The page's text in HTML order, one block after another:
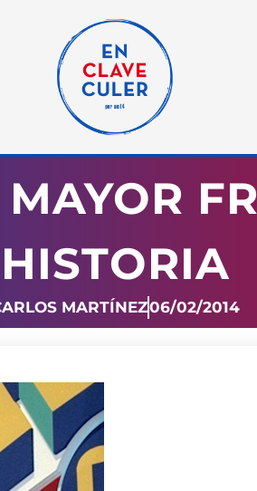
HISTORIA
MARTÍNEZ06/02/2014